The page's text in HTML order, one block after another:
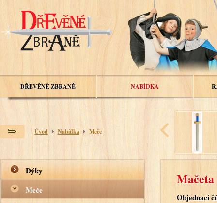
DŘEVĚNÉ ZBRANĚ NABÍDKA
Úvod Nabídka Meče
Dýky
Meče
Objednací